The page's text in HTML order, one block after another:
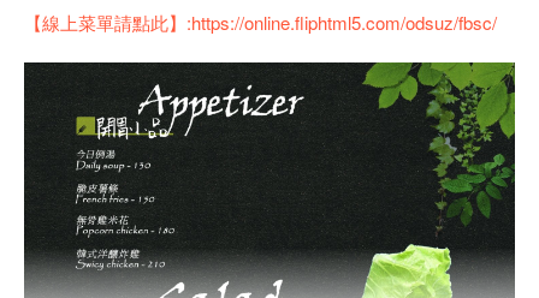
【線上菜單請點此】:https://online.fliphtml5.com/odsuz/fbsc/